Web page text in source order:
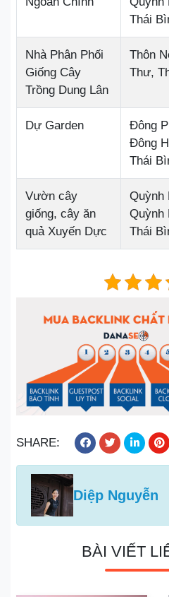
Thái
Nhà Phân Phối
Giống Cây
Trồng Dung Lân
Thôn
Thư,
Dự Garden
Đông
Đông
Thái
Vườn cây
giống, cây ăn
quả Xuyến Dực
Quỳnh
Quỳnh
Thái
SHARE:
Diệp Nguyễn
BÀI VIẾT